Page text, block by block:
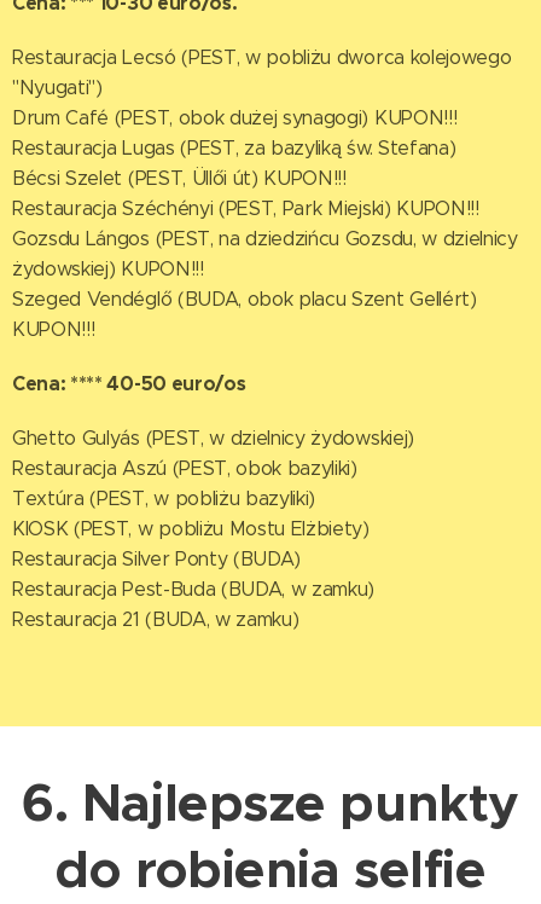
Restauracja Lecsó (PEST, w pobliżu dworca kolejowego
"Nyugati")
Drum Café (PEST, obok dużej synagogi) KUPON!!!
Restauracja Lugas (PEST, za bazyliką św. Stefana)
Bécsi Szelet (PEST, Üllői út) KUPON!!!
Restauracja Széchényi (PEST, Park Miejski) KUPON!!!
Gozsdu Lángos (PEST, na dziedzińcu Gozsdu, w dzielnicy
żydowskiej) KUPON!!!
Szeged Vendéglő (BUDA, obok placu Szent Gellért)
KUPON!!!
Cena: **** 40-50 euro/os
Ghetto Gulyás (PEST, w dzielnicy żydowskiej)
Restauracja Aszú (PEST, obok bazyliki)
Textúra (PEST, w pobliżu bazyliki)
KIOSK (PEST, w pobliżu Mostu Elżbiety)
Restauracja Silver Ponty (BUDA)
Restauracja Pest-Buda (BUDA, w zamku)
Restauracja 21 (BUDA, w zamku)
6. Najlepsze punkty
do robienia selfie